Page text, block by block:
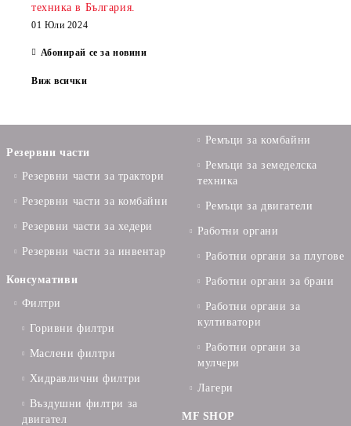
техника в България.
01 Юли 2024
Абонирай се за новини
Виж всички
Резервни части
Резервни части за трактори
Резервни части за комбайни
Резервни части за хедери
Резервни части за инвентар
Консумативи
Филтри
Горивни филтри
Маслени филтри
Хидравлични филтри
Въздушни филтри за
двигател
Ремъци за комбайни
Ремъци за земеделска
техника
Ремъци за двигатели
Работни органи
Работни органи за плугове
Работни органи за брани
Работни органи за
култиватори
Работни органи за
мулчери
Лагери
MF SHOP